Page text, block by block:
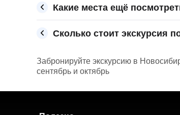
Какие места ещё
Сколько стоит экскурсия
Забронируйте экскурсию в
сентябрь и октябрь